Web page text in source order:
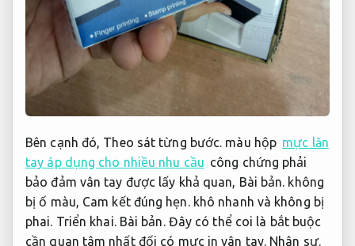
Bên cạnh đó, Theo sát từng bước. màu hộp mực lăn
tay áp dụng cho nhiều nhu cầu công chứng phải
bảo đảm vân tay được lấy khả quan, Bài bản. không
bị ố màu, Cam kết đúng hẹn.khô nhanh và không bị
phai. Triển khai. Bài bản.Đây có thể coi là bắt buộc
cần quan tâm nhất đối có mực in vân tay. Nhân sự.